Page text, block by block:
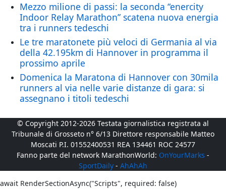
Mezzo milione di passi: la seconda “enercity
Indoor Relay Marathon” scatena nuova energia
tra i runners tedeschi
Le tre maratonete più veloci di Germania al via
della 42.195km di Hannover in programma il
prossimo aprile
Domenica la Maratona di Hannover con 30mila
runners al via nelle varie distanze di gara: si
assegnano i titoli tedeschi
© Copyright 2012-2026 Testata giornalistica registrata al
Tribunale di Grosseto n° 6/13 Direttore responsabile Matteo
Moscati P.I. 01552400531 REA 134461 ROC 24577
Fanno parte del network MarathonWorld: OnYourMarks -
SportDaily - AhAhAh
await RenderSectionAsync("Scripts", required: false)